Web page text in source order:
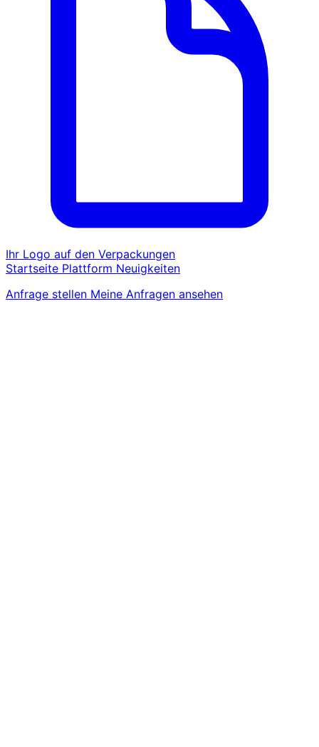
Ihr Logo auf den Verpackungen
Startseite Plattform Neuigkeiten
Anfrage stellen Meine Anfragen ansehen